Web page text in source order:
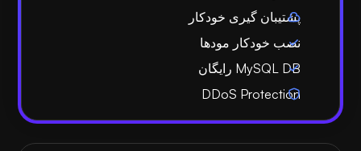
پشتیبان گیری خودکار
نصب خودکار مودها
MySQL DB رایگان
DDoS Protection